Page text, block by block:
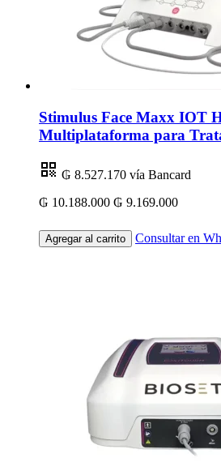
Stimulus Face Maxx IOT
Multiplataforma para
₲ 8.527.170 vía Bancard
₲ 10.188.000 ₲ 9.169.000
Agregar al carrito Consultar en